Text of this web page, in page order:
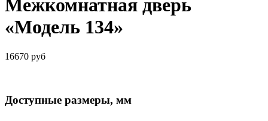
Межкомнатная дверь
«Модель 134»
16670 руб
Доступные размеры, мм